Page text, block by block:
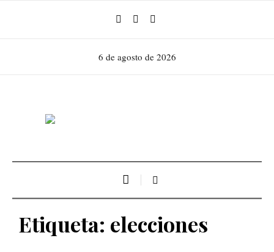
6 de agosto de 2026
Etiqueta: elecciones